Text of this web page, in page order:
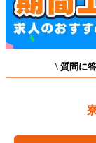
\ 質問に答